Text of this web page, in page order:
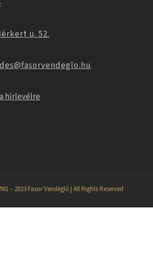
u. 52.
hírlevélre
– 2023 Fasor Vendéglő | All Rights Reserved